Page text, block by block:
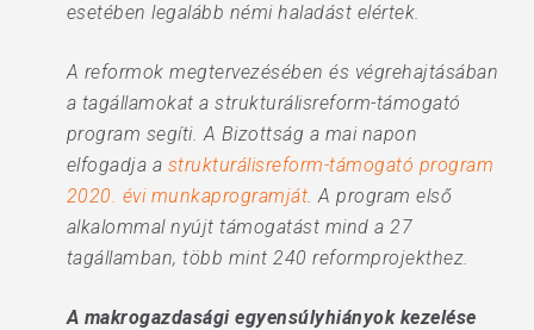
esetében legalább némi haladást elértek.
A reformok megtervezésében és végrehajtásában
a tagállamokat a strukturálisreform-támogató
program segíti. A Bizottság a mai napon
elfogadja a strukturálisreform-támogató program
2020. évi munkaprogramját. A program első
alkalommal nyújt támogatást mind a 27
tagállamban, több mint 240 reformprojekthez.
A makrogazdasági egyensúlyhiányok kezelése